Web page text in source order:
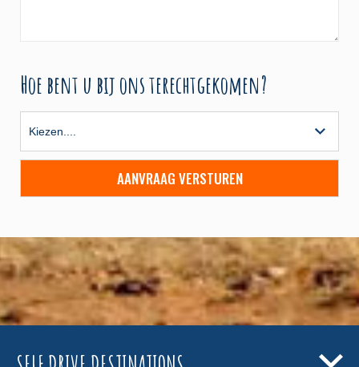
Hoe bent u bij ons terechtgekomen?
AANVRAAG VERSTUREN